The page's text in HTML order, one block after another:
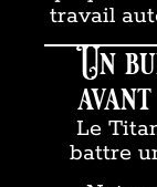
travail
Un
Le
battre